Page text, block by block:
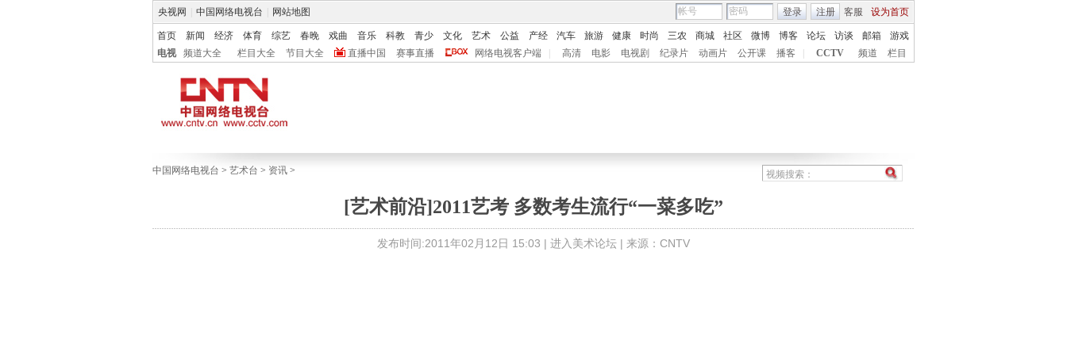
央视网 中国网络电视台 网站地图 客服 设为首页
登录 注册
首页 新闻 经济 体育 综艺 春晚 戏曲 音乐 科教 青少 文化 艺术 公益 产经 汽车 旅游 健康 时尚 三农 商城 社区 微博 博客 论坛 访谈 邮箱
游戏
电视
频道大全 栏目大全 节目大全 直播中国 赛事直播 网络电视客户端 高清 电影 电视剧 纪录片 动画片 公开课 播客 CCTV 频道 栏目
中国网络电视台 > 艺术台 > 资讯 >
[艺术前沿]2011艺考 多数考生流行“一菜多吃”
发布时间:2011年02月12日 15:03 | 进入美术论坛 | 来源：CNTV